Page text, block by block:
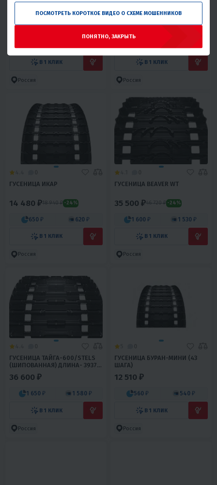
ГУСЕНИЦА ПОЛЯРНИК (73
19 800 ₽
В 1 КЛИК
Россия
ГУСЕНИЦА ПОЛЯРНИК (64
ШАГА)
В 1 КЛИК
Россия
ГУСЕНИЦА ИКАР
14 480 ₽18 940 ₽ -24%
650 ₽ 620 ₽
В 1 КЛИК
Россия
ГУСЕНИЦА BEAVER WT
35 500 ₽46 720 ₽ -24%
1 600 ₽ 1 530 ₽
В 1 КЛИК
Россия
ГУСЕНИЦА ТАЙГА-600/STELS
(ШИПОВАННАЯ) ДЛИНА- 3937
ММ (155") ШИРИНА- 600 ММ
(24") ШАГ- 63,5 ММ (2,5
36 600 ₽
1 650 ₽ 1 580 ₽
В 1 КЛИК
Россия
ГУСЕНИЦА БУРАН-МИНИ (43
ШАГА)
12 510 ₽
560 ₽ 540 ₽
В 1 КЛИК
Россия
ПОСМОТРЕТЬ КОРОТКОЕ ВИДЕО О СХЕМЕ МОШЕННИКОВ
ПОНЯТНО, ЗАКРЫТЬ